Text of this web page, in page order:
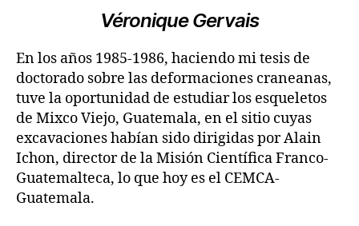
Véronique Gervais
En los años 1985-1986, haciendo mi tesis de
doctorado sobre las deformaciones craneanas,
tuve la oportunidad de estudiar los esqueletos
de Mixco Viejo, Guatemala, en el sitio cuyas
excavaciones habían sido dirigidas por Alain
Ichon, director de la Misión Científica Franco-
Guatemalteca, lo que hoy es el CEMCA-
Guatemala.